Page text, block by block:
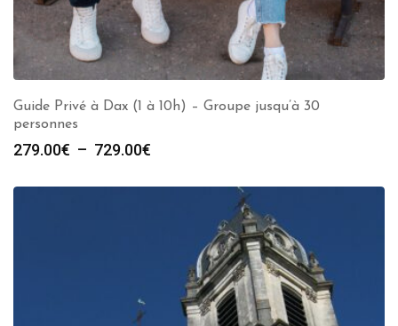
Guide Privé à Dax (1 à 10h) – Groupe jusqu’à 30
personnes
279.00€ – 729.00€
prix :
729.00€